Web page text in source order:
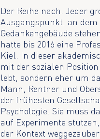
Der Reihe nach. Jeder
Ausgangspunkt, an
Gedankengebäude
hatte bis 2016 eine
Kiel. In dieser
mit der sozialen
lebt, sondern eher um
Mann, Rentner und
der frühesten
Psychologie. Sie muss
auf Experimente
der Kontext